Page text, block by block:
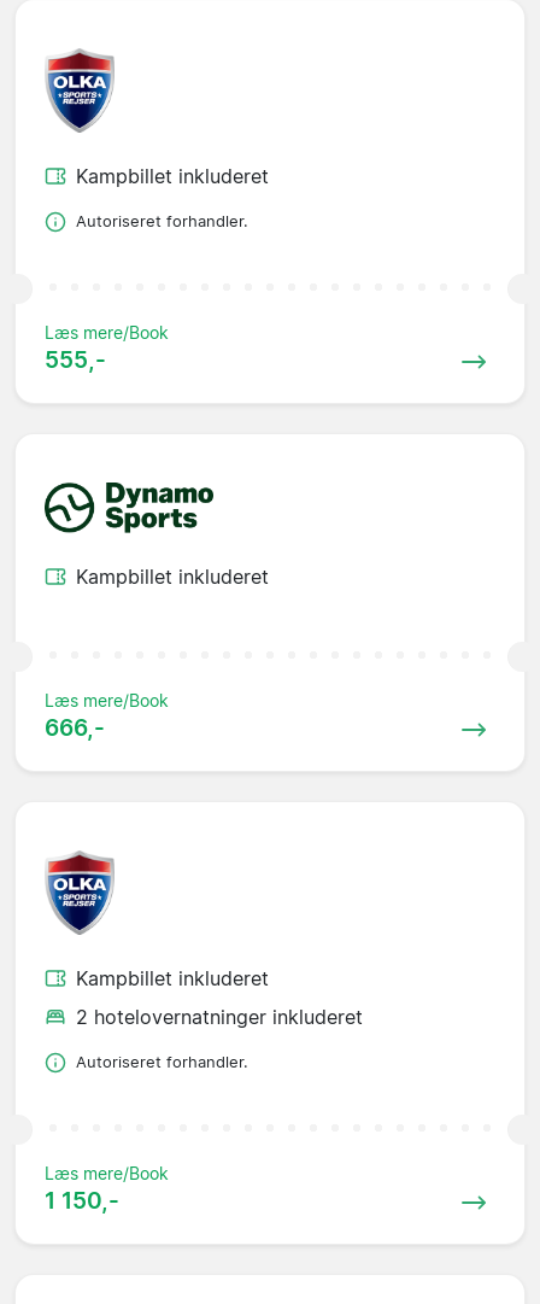
Kampbillet inkluderet
Autoriseret forhandler.
Læs mere/Book
555,-
Kampbillet inkluderet
Læs mere/Book
666,-
Kampbillet inkluderet
2 hotelovernatninger inkluderet
Autoriseret forhandler.
Læs mere/Book
1 150,-